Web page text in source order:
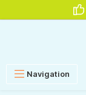
Navigation